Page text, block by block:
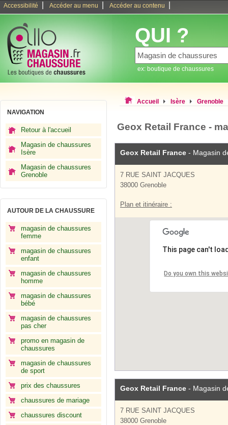
Accessibilité Accéder au menu Accéder au contenu
QUI ?
ex: boutique de chaussures
NAVIGATION
Retour à l'accueil
Magasin de chaussures
Isère
Magasin de chaussures
Grenoble
AUTOUR DE LA CHAUSSURE
magasin de chaussures
femme
magasin de chaussures
enfant
magasin de chaussures
homme
magasin de chaussures
bébé
magasin de chaussures
pas cher
promo en magasin de
chaussures
magasin de chaussures
de sport
prix des chaussures
chaussures de mariage
chaussures discount
Accueil Isère Grenoble
Geox Retail France -
Geox Retail France - Magasin
7 RUE SAINT JACQUES
38000 Grenoble
Plan et itinéraire :
This page can't
Do you own this
Geox Retail France - Magasin
7 RUE SAINT JACQUES
38000 Grenoble